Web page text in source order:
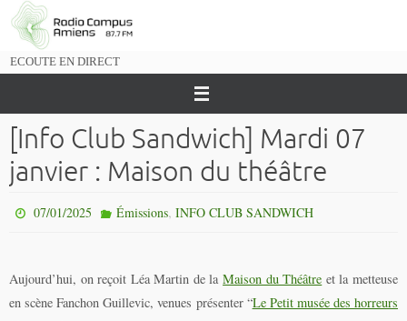
Passer
vers
ECOUTE EN DIRECT
[Info Club Sandwich] Mardi 07
janvier : Maison du théâtre
07/01/2025 Émissions, INFO CLUB SANDWICH
Aujourd’hui, on reçoit Léa Martin de laMaison du Théâtre et la metteuse
en scène Fanchon Guillevic, venues présenter “Le Petit musée des horreurs